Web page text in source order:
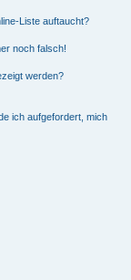
Liste auftaucht?
noch falsch!
werden?
ich aufgefordert, mich